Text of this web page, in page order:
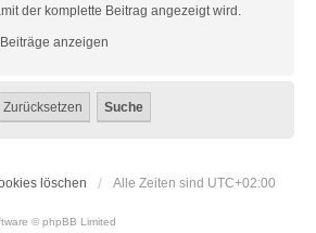
der komplette Beitrag angezeigt wird.
anzeigen
löschen Alle Zeiten sind UTC+02:00
© phpBB Limited